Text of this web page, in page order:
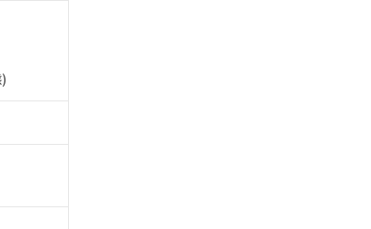
に漏洩または開示しないようお願いしま
くには、I-Webメンバーズにご登録され
について、当社および当社の共同利用者
必要な範囲で利用することをご了承くだ
ります。
示します。
環境に深刻な影響を及ぼさない年数を意
び3の内容を当該第三者に通知します。
するおそれがある場合は、取り引きをい
、またはお客様担当のオムロン制御
種